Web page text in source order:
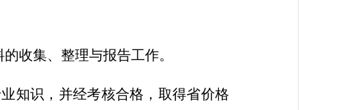
收集、整理与报告工作。
知识，并经考核合格，取得省价格